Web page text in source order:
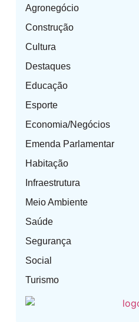
Agronegócio
Construção
Cultura
Destaques
Educação
Esporte
Economia/Negócios
Emenda Parlamentar
Habitação
Infraestrutura
Meio Ambiente
Saúde
Segurança
Social
Turismo